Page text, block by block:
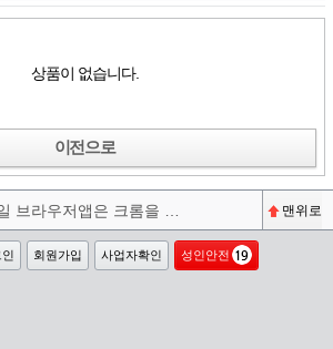
상품이 없습니다.
이전으로
맨위로
인 회원가입 사업자확인 성인안전